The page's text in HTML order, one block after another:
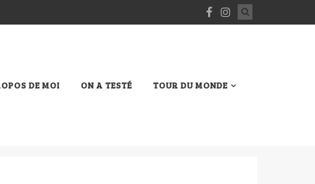
DE MOI ON A TESTÉ TOUR DU MONDE